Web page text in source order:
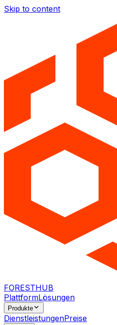
Skip to content
FORESTHUB
PlattformLösungen
Produkte
DienstleistungenPreise